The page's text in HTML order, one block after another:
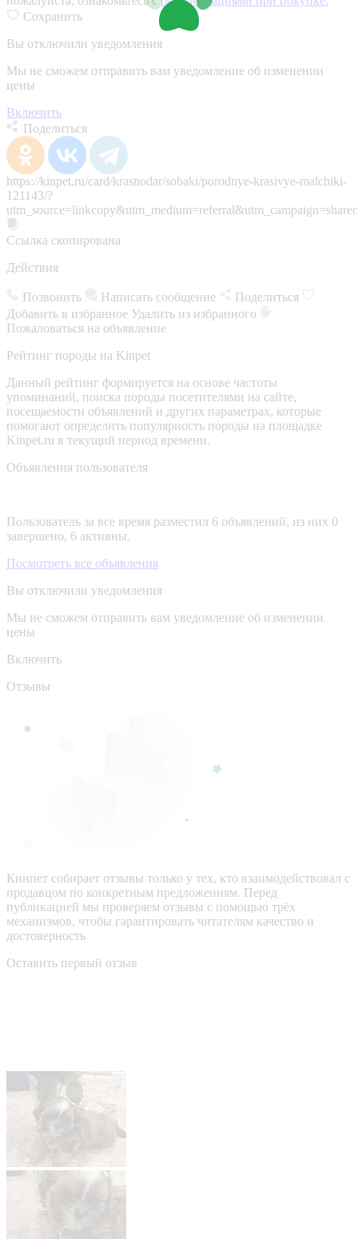
Сохранить
Вы отключили уведомления
Мы не сможем отправить вам уведомление об изменении
цены
Включить
Поделиться
https://kinpet.ru/card/krasnodar/sobaki/porodnye-krasivye-malchiki-
121143/?
Ссылка скопирована
Действия
Позвонить Написать сообщение
Поделиться
Добавить в избранное Удалить из избранного
Пожаловаться на объявление
Рейтинг породы на Kinpet
Данный рейтинг формируется на основе частоты
упоминаний, поиска породы посетителями на сайте,
посещаемости объявлений и других параметрах, которые
помогают определить популярность породы на площадке
Kinpet.ru в текущий период времени.
Объявления пользователя
Пользователь за все время разместил 6 объявлений, из них 0
завершено, 6 активны.
Посмотреть все объявления
Вы отключили уведомления
Мы не сможем отправить вам уведомление об изменении
цены
Включить
Отзывы
Кинпет собирает отзывы только у тех, кто взаимодействовал с
продавцом по конкретным предложениям. Перед
публикацией мы проверяем отзывы с помощью трёх
механизмов, чтобы гарантировать читателям качество и
достоверность
Оставить первый отзыв